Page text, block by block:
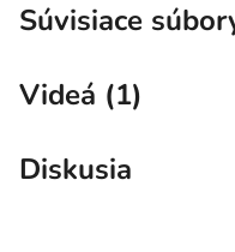
Súvisiace
Videá (1)
Diskusia